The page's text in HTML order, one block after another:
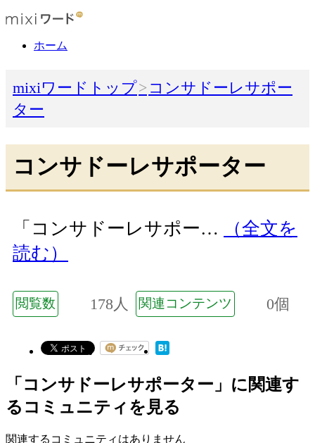
ホーム
mixiワードトップ
コンサドーレサポー
ター
コンサドーレサポーター
「コンサドーレサポー…
（全文を
読む）
閲覧数 178人 関連コンテンツ 0個
「コンサドーレサポーター」に関連す
るコミュニティを見る
関連するコミュニティはありません